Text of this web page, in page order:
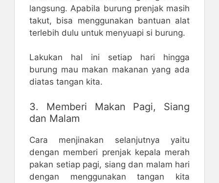
langsung. Apabila burung prenjak masih
takut, bisa menggunakan bantuan alat
terlebih dulu untuk menyuapi si burung.
Lakukan hal ini setiap hari hingga
burung mau makan makanan yang ada
diatas tangan kita.
3. Memberi Makan Pagi, Siang
dan Malam
Cara menjinakan selanjutnya yaitu
dengan memberi prenjak kepala merah
pakan setiap pagi, siang dan malam hari
dengan menggunakan tangan kita